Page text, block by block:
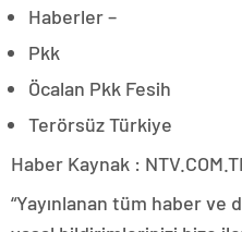
Haberler –
Pkk
Öcalan Pkk Fesih
Terörsüz Türkiye
Haber Kaynak :
“Yayınlanan tüm haber